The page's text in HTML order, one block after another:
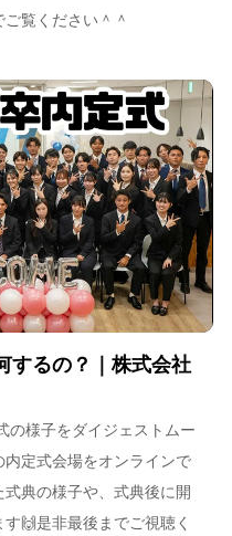
覧ください＾＾
するの？｜株式会社
の様子をダイジェストムー
定式会場をオンラインで
典の様子や、式典後に開
🙌是非最後までご視聴く